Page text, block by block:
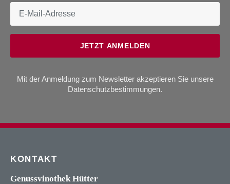
JETZT ANMELDEN
Mit der Anmeldung zum Newsletter akzeptieren Sie unsere
Datenschutzbestimmungen.
KONTAKT
Genussvinothek Hütter